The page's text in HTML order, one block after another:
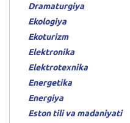
Dramaturgiya
Ekologiya
Ekoturizm
Elektronika
Elektrotexnika
Energetika
Energiya
Eston tili va madaniyati